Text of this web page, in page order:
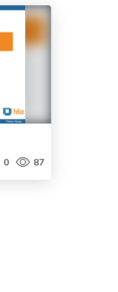
0 87